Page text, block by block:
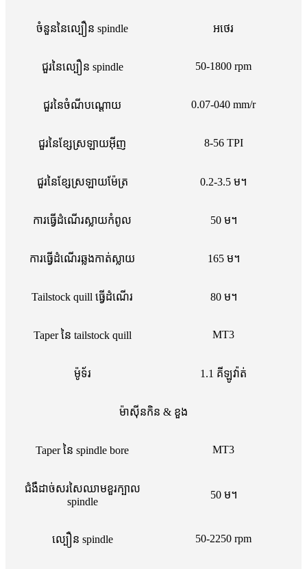
ចំនួននៃល្បឿន spindle អថេរ
ជួរនៃល្បឿន spindle 50-1800 rpm
ជួរនៃចំណីបណ្តោយ 0.07-040 mm/r
ជួរនៃខ្សែស្រឡាយអ៊ីញ 8-56 TPI
ជួរនៃខ្សែស្រឡាយម៉ែត្រ 0.2-3.5 ម។
ការធ្វើដំណើរស្លាយកំពូល 50 ម។
ការធ្វើដំណើរឆ្លងកាត់ស្លាយ 165 ម។
Tailstock quill ធ្វើដំណើរ 80 ម។
Taper នៃ tailstock quill MT3
ម៉ូទ័រ 1.1 គីឡូវ៉ាត់
ម៉ាស៊ីនកិន & ខួង
Taper នៃ spindle bore MT3
ជំងឺដាច់សរសៃឈាមខួរក្បាល
spindle
50 ម។
ល្បឿន spindle 50-2250 rpm